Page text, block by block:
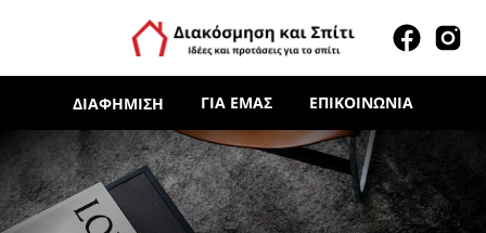
ΔΙΑΦΉΜΙΣΗ ΓΙΑ ΕΜΆΣ ΕΠΙΚΟΙΝΩΝΊΑ